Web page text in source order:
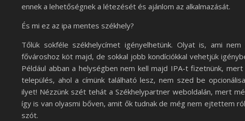
ennek a lehetőségnek a létezését és ajánlom az alkalmazását.
És mi ez az ipa mentes székhely?
Tőlük sokféle székhelycímet igényelhetünk. Olyat is, ami nem
fővároshoz köt majd, de sokkal jobb kondíciókkal vehetjük
Például abban a helységben nem kell majd IPA-t fizetnünk, mert
település, ahol a címünk található lesz, nem szed be
ilyet! Nézzünk szét tehát a Székhelypartner weboldalán, mert
így is van olyasmi bőven, amit ők tudnak de még nem ejtettem
szót.